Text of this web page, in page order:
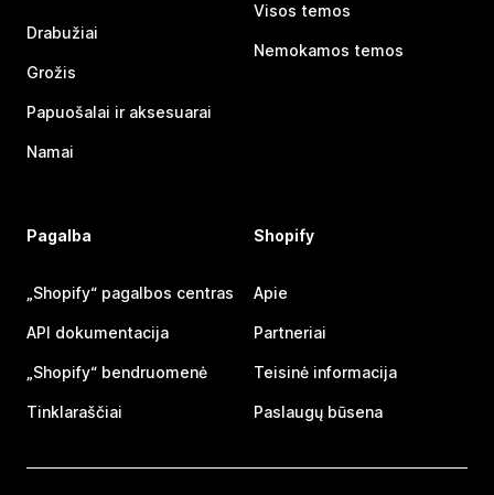
Drabužiai
Grožis
Papuošalai ir aksesuarai
Namai
Visos temos
Nemokamos temos
Pagalba
„Shopify“ pagalbos centras
API dokumentacija
„Shopify“ bendruomenė
Tinklaraščiai
Shopify
Apie
Partneriai
Teisinė informacija
Paslaugų būsena